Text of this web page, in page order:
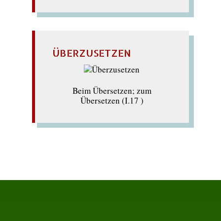
ÜBERZUSETZEN
Beim Übersetzen; zum
Übersetzen (I.17 )